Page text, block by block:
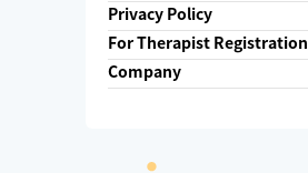
Privacy Policy
For Therapist Registration
Company